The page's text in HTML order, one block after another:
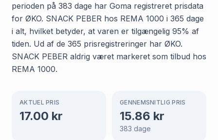
perioden på 383 dage har Goma registreret prisdata
for ØKO. SNACK PEBER hos REMA 1000 i 365 dage
i alt, hvilket betyder, at varen er tilgængelig 95% af
tiden. Ud af de 365 prisregistreringer har ØKO.
SNACK PEBER aldrig været markeret som tilbud hos
REMA 1000.
AKTUEL PRIS
17.00 kr
GENNEMSNITLIG PRIS
15.86 kr
383 dage